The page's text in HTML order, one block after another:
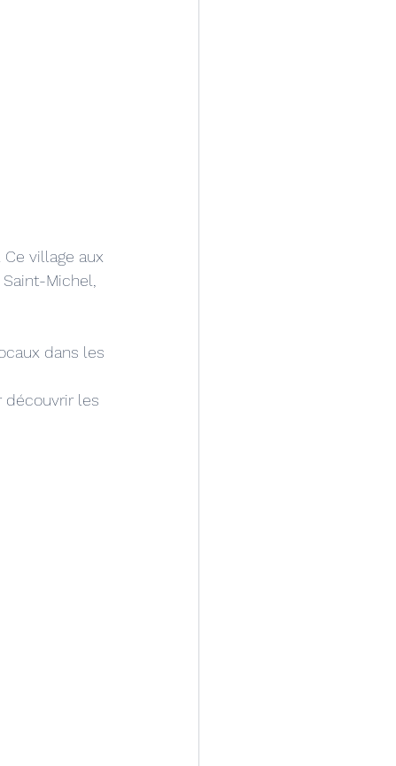
village aux
Michel,
dans les
découvrir les